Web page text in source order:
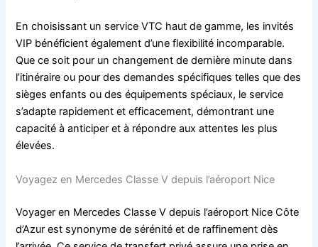
En choisissant un service VTC haut de gamme, les invités
VIP bénéficient également d’une flexibilité incomparable.
Que ce soit pour un changement de dernière minute dans
l’itinéraire ou pour des demandes spécifiques telles que des
sièges enfants ou des équipements spéciaux, le service
s’adapte rapidement et efficacement, démontrant une
capacité à anticiper et à répondre aux attentes les plus
élevées.
Voyagez en Mercedes Classe V depuis l’aéroport Nice
Voyager en Mercedes Classe V depuis l’aéroport Nice Côte
d’Azur est synonyme de sérénité et de raffinement dès